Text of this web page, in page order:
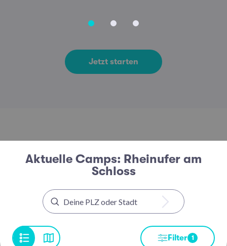
Jetzt starten
Aktuelle Camps: Rheinufer am
Schloss
Filter 1